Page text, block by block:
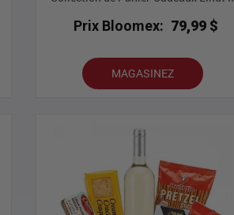
Prix Bloomex: 79,99 $
MAGASINEZ